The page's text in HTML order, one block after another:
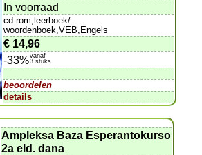
In voorraad
cd-rom,leerboek/
woordenboek,VEB,Engels
€ 14,96
-33%vanaf
3 stuks
beoordelen
details
Ampleksa Baza Esperantokurso
2a eld. dana